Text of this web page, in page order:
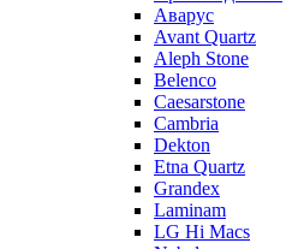
Аварус
Avant Quartz
Aleph Stone
Belenco
Caesarstone
Cambria
Dekton
Etna Quartz
Grandex
Laminam
LG Hi Macs